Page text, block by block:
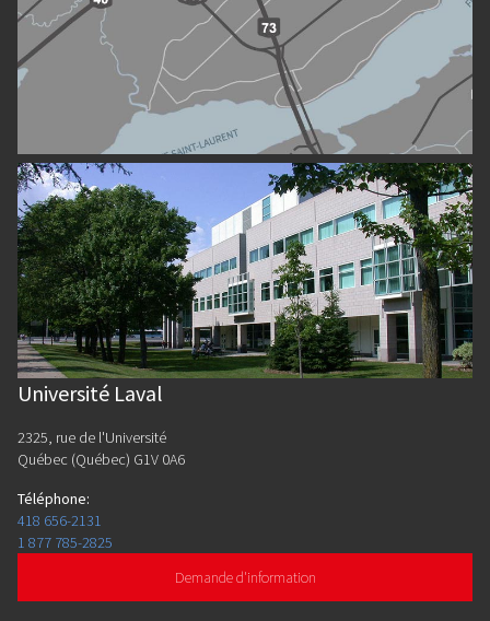
Université Laval
2325, rue de l'Université
Québec (Québec) G1V 0A6
Téléphone:
418 656-2131
1 877 785-2825
Demande d'information